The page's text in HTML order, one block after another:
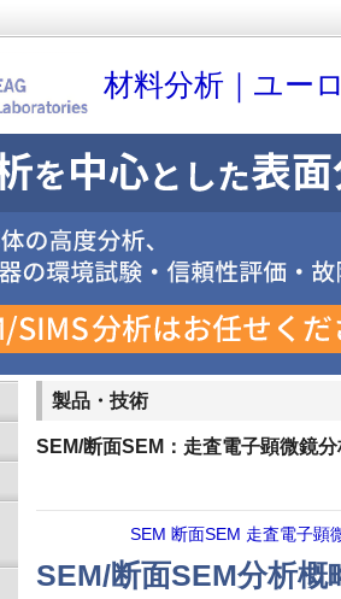
材料分析｜ユー
製品・技術
SEM/断面SEM：走査電子顕微鏡分
SEM 断面SEM 走査電子顕
SEM/断面SEM分析概